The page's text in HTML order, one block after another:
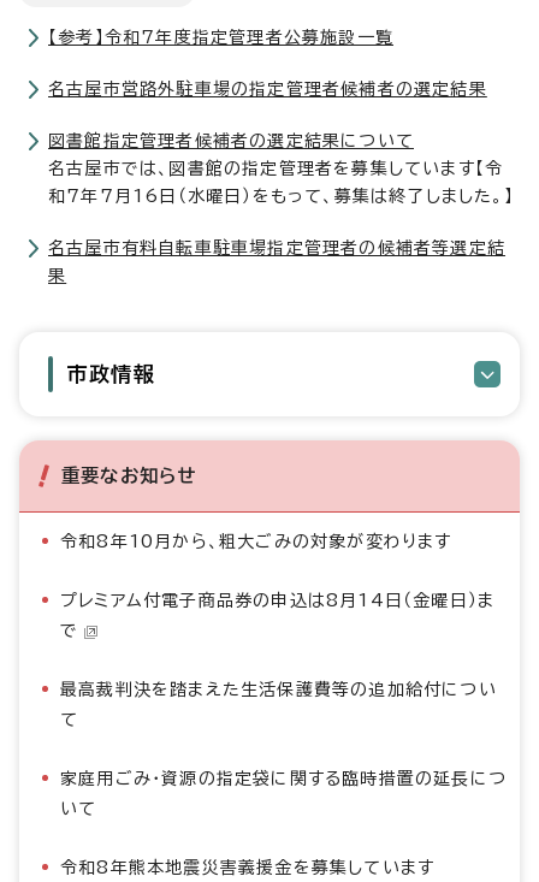
【参考】令和7年度指定管理者公募施設一覧
名古屋市営路外駐車場の指定管理者候補者の選定結果
図書館指定管理者候補者の選定結果について
名古屋市では、図書館の指定管理者を募集しています【令
和7年7月16日（水曜日）をもって、募集は終了しました。】
名古屋市有料自転車駐車場指定管理者の候補者等選定結
果
市政情報
重要なお知らせ
令和8年10月から、粗大ごみの対象が変わります
プレミアム付電子商品券の申込は8月14日（金曜日）ま
で
最高裁判決を踏まえた生活保護費等の追加給付につい
て
家庭用ごみ・資源の指定袋に関する臨時措置の延長につ
いて
令和8年熊本地震災害義援金を募集しています